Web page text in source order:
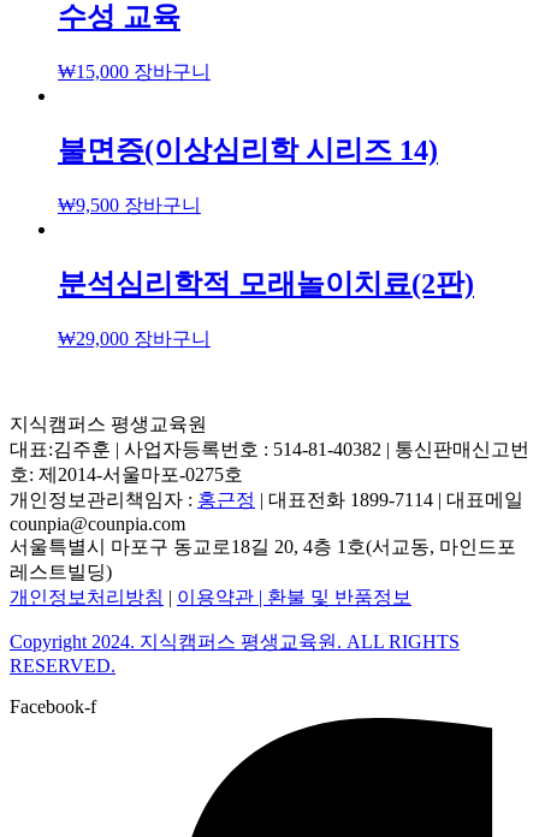
수성 교육
₩15,000 장바구니
불면증(이상심리학 시리즈 14)
₩9,500 장바구니
분석심리학적 모래놀이치료(2판)
₩29,000 장바구니
지식캠퍼스 평생교육원
대표:김주훈 | 사업자등록번호 : 514-81-40382 | 통신판매신고번
호: 제2014-서울마포-0275호
개인정보관리책임자 : 홍근정 | 대표전화 1899-7114 | 대표메일
counpia@counpia.com
서울특별시 마포구 동교로18길 20, 4층 1호(서교동, 마인드포
레스트빌딩)
개인정보처리방침 | 이용약관 | 환불 및 반품정보
Copyright 2024. 지식캠퍼스 평생교육원. ALL RIGHTS
RESERVED.
Facebook-f